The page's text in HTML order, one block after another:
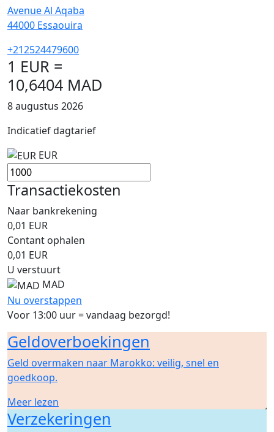
Avenue Al Aqaba
44000 Essaouira
+212524479600
1 EUR =
10,6404 MAD
8 augustus 2026
Indicatief dagtarief
EUR
Transactiekosten
Naar bankrekening
0,01 EUR
Contant ophalen
0,01 EUR
U verstuurt
MAD
Nu overstappen
Voor 13:00 uur = vandaag bezorgd!
Geldoverboekingen
Geld overmaken naar Marokko: veilig, snel en
goedkoop.
Meer lezen
Verzekeringen